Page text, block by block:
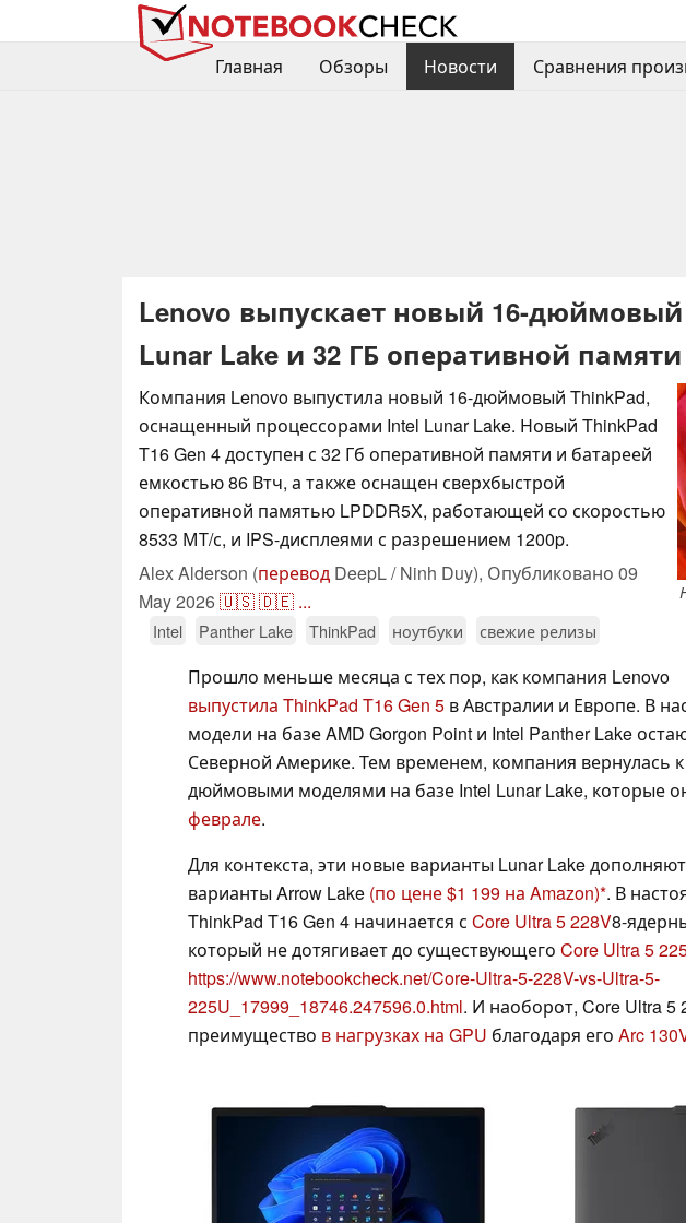
Главная
Обзоры Новости Сравнения
Lenovo выпускает новый 16-дюймовый
Lunar Lake и 32 ГБ оперативной памяти
Компания Lenovo выпустила новый 16-дюймовый ThinkPad,
оснащенный процессорами Intel Lunar Lake. Новый ThinkPad
T16 Gen 4 доступен с 32 Гб оперативной памяти и батареей
емкостью 86 Втч, а также оснащен сверхбыстрой
оперативной памятью LPDDR5X, работающей со скоростью
8533 МТ/с, и IPS-дисплеями с разрешением 1200p.
Alex Alderson (перевод DeepL / Ninh Duy), Опубликовано 09
May 2026🇺🇸🇩🇪 ...
Intel Panther Lake ThinkPad ноутбуки свежие релизы
Прошло меньше месяца с тех пор, как компания Lenovo
выпустила ThinkPad T16 Gen 5 в Австралии и Европе. В
модели на базе AMD Gorgon Point и Intel Panther Lake
Северной Америке. Тем временем, компания вернулась
дюймовыми моделями на базе Intel Lunar Lake, которые
феврале.
Для контекста, эти новые варианты Lunar Lake
варианты Arrow Lake (по цене $1 199 на Amazon) . В
ThinkPad T16 Gen 4 начинается с Core Ultra 5 228V8-
который не дотягивает до существующего Core Ultra 5
https://www.notebookcheck.net/Core-Ultra-5-228V-vs-Ultra-5-
225U_17999_18746.247596.0.html. И наоборот, Core Ultra 5
преимущество в нагрузках на GPU благодаря его Arc